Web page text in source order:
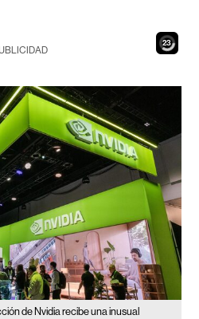
21
de Nvidia recibe una inusual